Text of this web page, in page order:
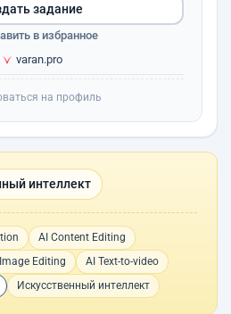
varan.pro
задание
в избранное
на профиль
интеллект
AI Content Editing
Editing
AI Text-to-video
Искусственный интеллект